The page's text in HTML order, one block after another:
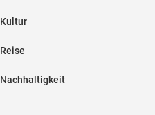
Kultur
Reise
Nachhaltigkeit